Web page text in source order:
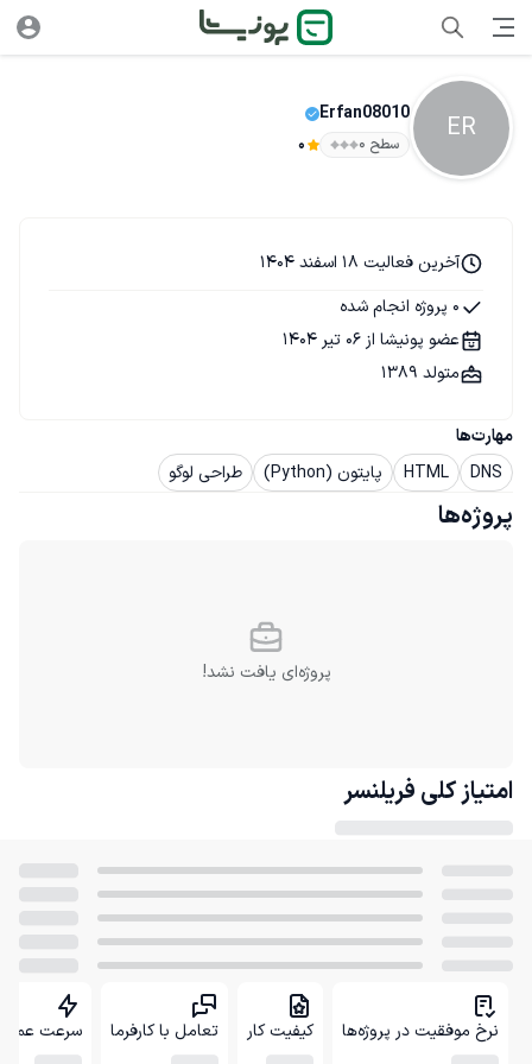
ER
Erfan08010
سطح ۰ 0
مهارت‌ها
DNS
HTML پایتون (Python) طراحی لوگو
آخرین فعالیت 18 اسفند 1404
0 پروژه انجام شده
عضو پونیشا از 06 تیر 1404
متولد 1389
پروژه‌ها
پروژه‌ای یافت نشد!
امتیاز کلی فریلنسر
نرخ موفقیت در پروژه‌ها کیفیت کار تعامل با کارفرما سرعت عمل